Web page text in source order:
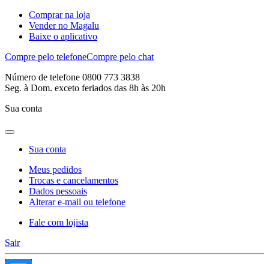
Comprar na loja
Vender no Magalu
Baixe o aplicativo
Compre pelo telefoneCompre pelo chat
Número de telefone 0800 773 3838
Seg. à Dom. exceto feriados das 8h às 20h
Sua conta
Sua conta
Meus pedidos
Trocas e cancelamentos
Dados pessoais
Alterar e-mail ou telefone
Fale com lojista
Sair